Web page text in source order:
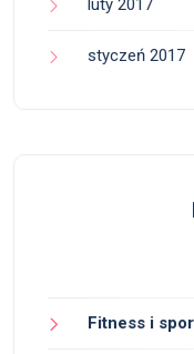
luty 2017
styczeń 2017
Fitness i